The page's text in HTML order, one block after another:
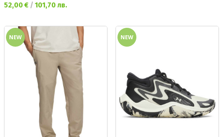
Текуща цена:
52,00 € / 101,70 лв.
NEW NEW